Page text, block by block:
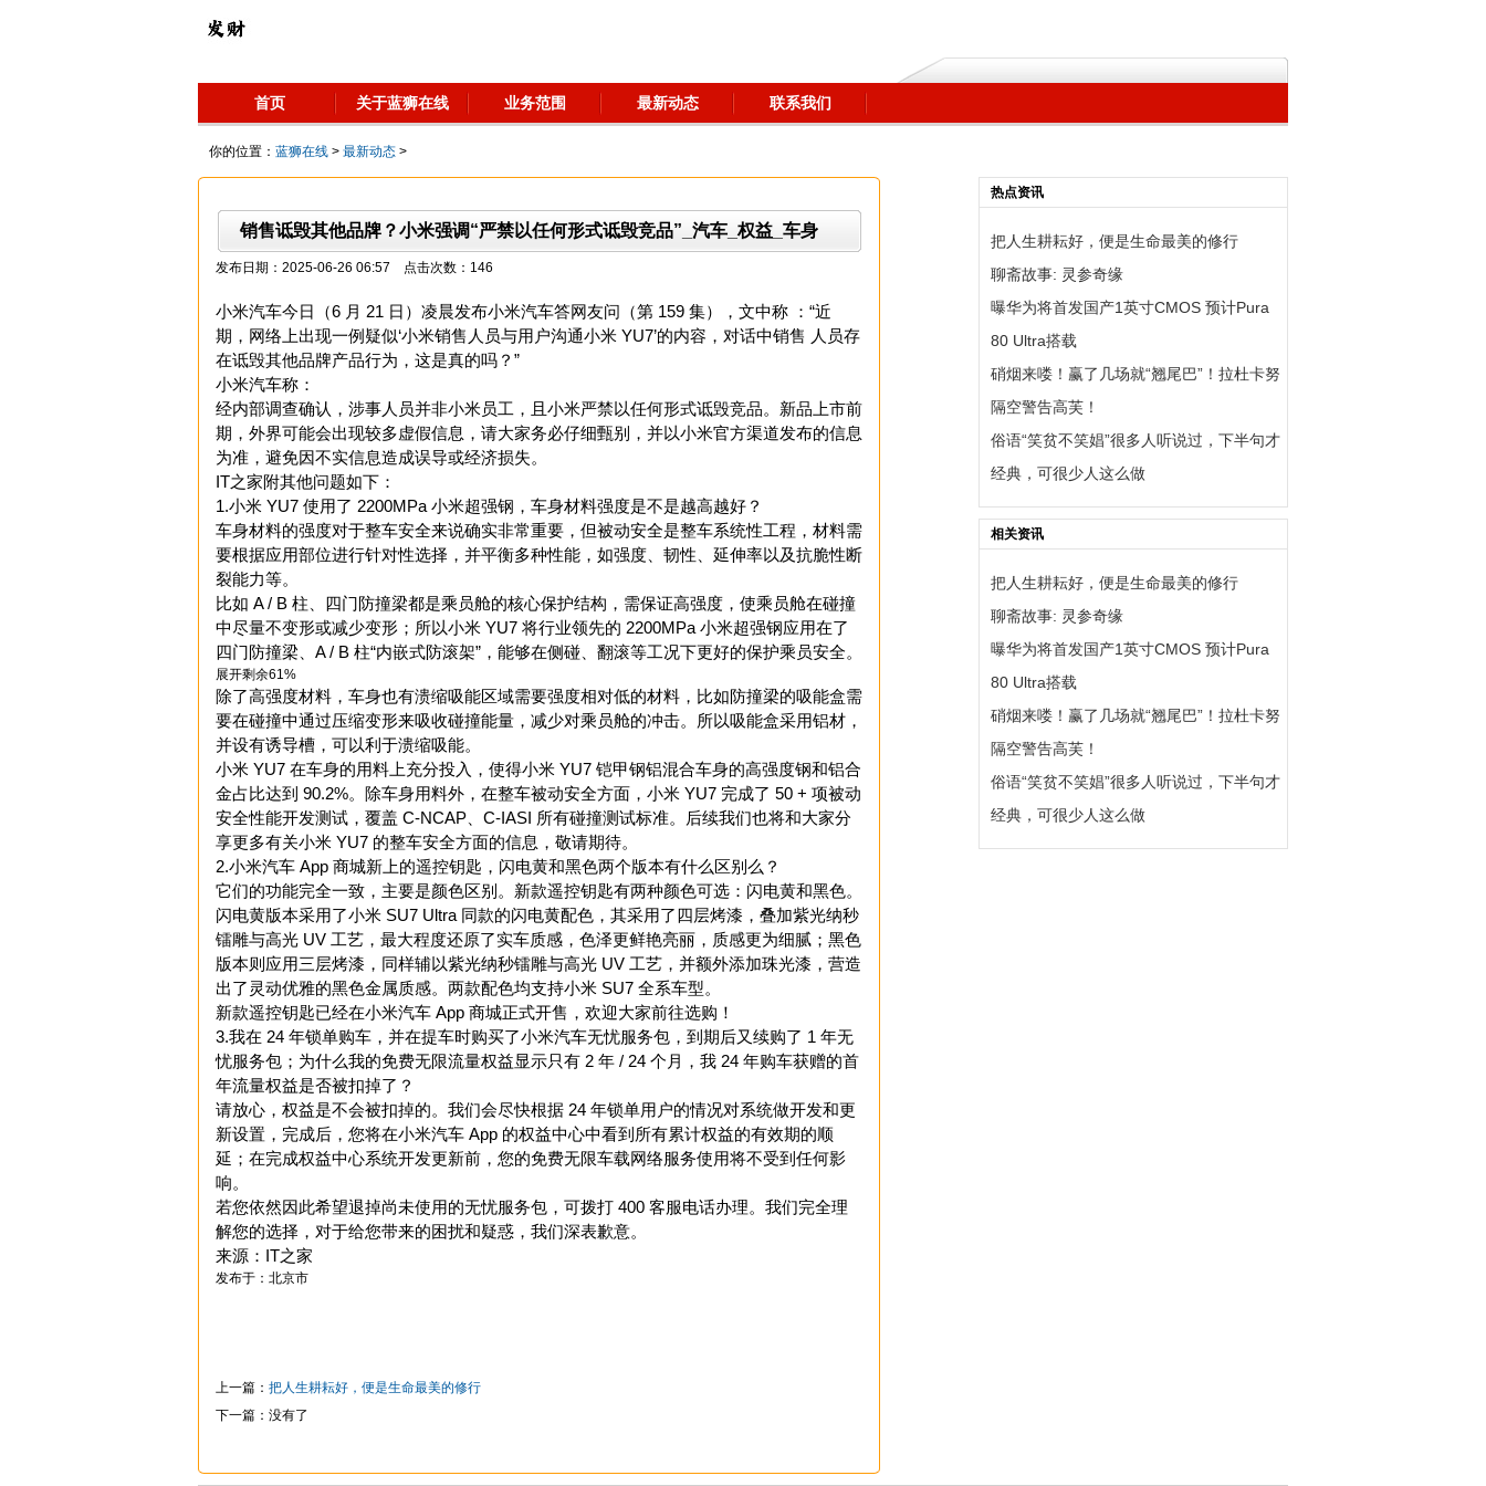
首页 关于蓝狮在线 业务范围 最新动态 联系我们
你的位置： 蓝狮在线 > 最新动态 >
销售诋毁其他品牌？小米强调“严禁以任何形式诋毁竞品”_汽车_权益_车身
发布日期：2025-06-26 06:57 点击次数：146
小米汽车今日（6 月 21 日）凌晨发布小米汽车答网友问（第 159 集），文中称 ：“近
期，网络上出现一例疑似‘小米销售人员与用户沟通小米 YU7’的内容，对话中销售 人员存
在诋毁其他品牌产品行为，这是真的吗？”
小米汽车称：
经内部调查确认，涉事人员并非小米员工，且小米严禁以任何形式诋毁竞品。新品上市前
期，外界可能会出现较多虚假信息，请大家务必仔细甄别，并以小米官方渠道发布的信息
为准，避免因不实信息造成误导或经济损失。
IT之家附其他问题如下：
1.小米 YU7 使用了 2200MPa 小米超强钢，车身材料强度是不是越高越好？
车身材料的强度对于整车安全来说确实非常重要，但被动安全是整车系统性工程，材料需
要根据应用部位进行针对性选择，并平衡多种性能，如强度、韧性、延伸率以及抗脆性断
裂能力等。
比如 A / B 柱、四门防撞梁都是乘员舱的核心保护结构，需保证高强度，使乘员舱在碰撞
中尽量不变形或减少变形；所以小米 YU7 将行业领先的 2200MPa 小米超强钢应用在了
四门防撞梁、A / B 柱“内嵌式防滚架”，能够在侧碰、翻滚等工况下更好的保护乘员安全。
展开剩余61%
除了高强度材料，车身也有溃缩吸能区域需要强度相对低的材料，比如防撞梁的吸能盒需
要在碰撞中通过压缩变形来吸收碰撞能量，减少对乘员舱的冲击。所以吸能盒采用铝材，
并设有诱导槽，可以利于溃缩吸能。
小米 YU7 在车身的用料上充分投入，使得小米 YU7 铠甲钢铝混合车身的高强度钢和铝合
金占比达到 90.2%。除车身用料外，在整车被动安全方面，小米 YU7 完成了 50 + 项被动
安全性能开发测试，覆盖 C-NCAP、C-IASI 所有碰撞测试标准。后续我们也将和大家分
享更多有关小米 YU7 的整车安全方面的信息，敬请期待。
2.小米汽车 App 商城新上的遥控钥匙，闪电黄和黑色两个版本有什么区别么？
它们的功能完全一致，主要是颜色区别。新款遥控钥匙有两种颜色可选：闪电黄和黑色。
闪电黄版本采用了小米 SU7 Ultra 同款的闪电黄配色，其采用了四层烤漆，叠加紫光纳秒
镭雕与高光 UV 工艺，最大程度还原了实车质感，色泽更鲜艳亮丽，质感更为细腻；黑色
版本则应用三层烤漆，同样辅以紫光纳秒镭雕与高光 UV 工艺，并额外添加珠光漆，营造
出了灵动优雅的黑色金属质感。两款配色均支持小米 SU7 全系车型。
新款遥控钥匙已经在小米汽车 App 商城正式开售，欢迎大家前往选购！
3.我在 24 年锁单购车，并在提车时购买了小米汽车无忧服务包，到期后又续购了 1 年无
忧服务包；为什么我的免费无限流量权益显示只有 2 年 / 24 个月，我 24 年购车获赠的首
年流量权益是否被扣掉了？
请放心，权益是不会被扣掉的。我们会尽快根据 24 年锁单用户的情况对系统做开发和更
新设置，完成后，您将在小米汽车 App 的权益中心中看到所有累计权益的有效期的顺
延；在完成权益中心系统开发更新前，您的免费无限车载网络服务使用将不受到任何影
响。
若您依然因此希望退掉尚未使用的无忧服务包，可拨打 400 客服电话办理。我们完全理
解您的选择，对于给您带来的困扰和疑惑，我们深表歉意。
来源：IT之家
发布于：北京市
上一篇： 把人生耕耘好，便是生命最美的修行
下一篇：没有了
热点资讯
把人生耕耘好，便是生命最美的修行
聊斋故事: 灵参奇缘
曝华为将首发国产1英寸CMOS 预计Pura
80 Ultra搭载
硝烟来喽！赢了几场就“翘尾巴”！拉杜卡努
隔空警告高芙！
俗语“笑贫不笑娼”很多人听说过，下半句才
经典，可很少人这么做
相关资讯
把人生耕耘好，便是生命最美的修行
聊斋故事: 灵参奇缘
曝华为将首发国产1英寸CMOS 预计Pura
80 Ultra搭载
硝烟来喽！赢了几场就“翘尾巴”！拉杜卡努
隔空警告高芙！
俗语“笑贫不笑娼”很多人听说过，下半句才
经典，可很少人这么做